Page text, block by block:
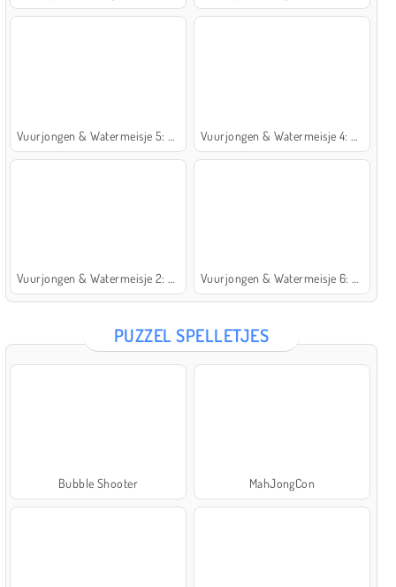
PUZZEL SPELLETJES
Bubble Shooter MahJongCon